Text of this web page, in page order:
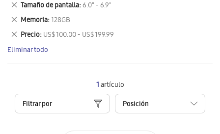
1artículo
Filtrar por
artículo
Tamaño de pantalla 6.0" - 6.9"
Eliminar
este
artículo
Memoria 128GB
Eliminar
este
artículo
Precio US$ 100.00 - US$ 199.99
Eliminar
este
artículo
Eliminar todo